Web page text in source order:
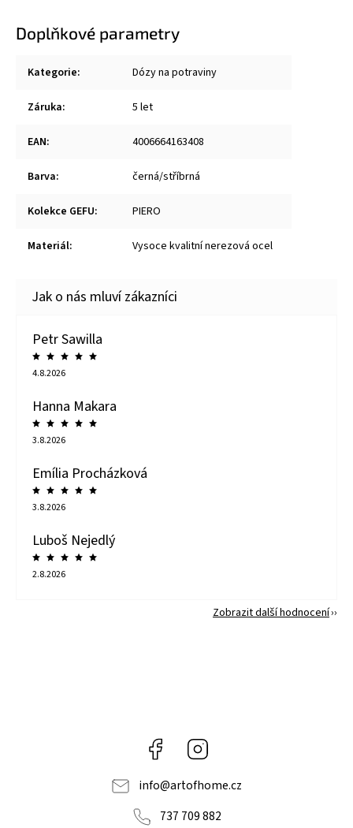
Doplňkové parametry
Kategorie: Dózy na potraviny
Záruka: 5 let
EAN: 4006664163408
Barva: černá/stříbrná
Kolekce GEFU: PIERO
Materiál: Vysoce kvalitní nerezová ocel
Petr Sawilla
4.8.2026
Hanna Makara
3.8.2026
Emília Procházková
3.8.2026
Luboš Nejedlý
2.8.2026
Zobrazit další hodnocení
Facebook
info@artofhome.cz
737 709 882